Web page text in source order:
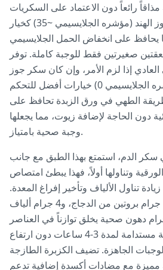
مذاقاً رائعاً دون الاعتماد على السكريات
المضافة. اخترنا سكر جوز الهند (مؤشره الجلايسيمي ~35) كخيار
يحافظ على انخفاض الحمل الجلايسيمي
صغيرتين فقط للوجبة كاملة. توفر
العادي إذا لزم الأمر، وإن كان سكر جوز
الهند أو الإريثريتول (مؤشره الجلايسيمي 0) خيارات أفضل للتحكم
الطهي في ورق الزبدة تحافظ على
دون الحاجة لإضافة زيوت، مما يجعلها
وجبة صحية بامتياز.
الدم، استمتع بهذا الطبق مع جانب
وتناولها أولاً، فهذا يبطئ امتصاص
تناول الألياف وتأخير إفراغ المعدة.
المزيج المكون من 30 جرام بروتين من الدجاج، و4 جرام ألياف
الخضروات، و8 جرام دهون صحية يخلق توازناً في العناصر
الغذائية يوفر طاقة مستدامة لمدة 3-4 ساعات دون ارتفاع
الجاهزة. تضيف الكزبرة الطازجة
مميزة مع مضادات أكسدة إضافية تدعم